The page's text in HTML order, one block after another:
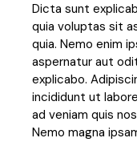
Dicta sunt
quia voluptas sit
quia. Nemo enim
aspernatur aut
explicabo.
incididunt ut
ad veniam quis
Nemo magna